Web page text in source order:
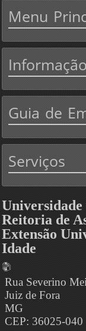
Menu
Informação
Guia de
Serviços
Reitoria de
Extensão
Idade
Rua Severino
Juiz de Fora
MG
CEP: 36025-040